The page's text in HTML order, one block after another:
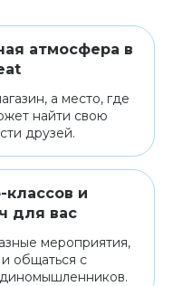
атмосфера в
а место, где
найти свою
друзей.
и
для вас
мероприятия,
общаться с